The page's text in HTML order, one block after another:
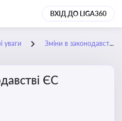
ВХІД ДО LIGA360
уваги Зміни в законодавстві ЄС
ЄС